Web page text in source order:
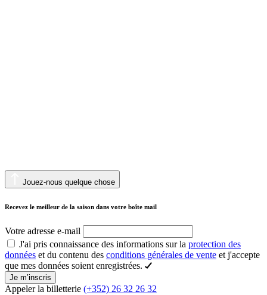
Jouez-nous quelque chose
Recevez le meilleur de la saison dans votre boîte mail
Votre adresse e-mail
J'ai pris connaissance des informations sur la protection des
données et du contenu des conditions générales de vente et j'accepte
que mes données soient enregistrées.
Je m’inscris
Appeler la billetterie (+352) 26 32 26 32